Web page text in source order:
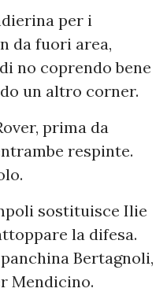
per i
da fuori area,
no coprendo bene
un altro corner.
prima da
respinte.
sostituisce Ilie
la difesa.
Bertagnoli,
Mendicino.